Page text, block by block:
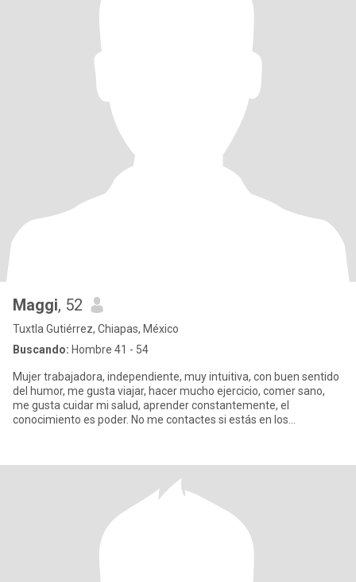
Maggi, 52
Tuxtla Gutiérrez, Chiapas, México
Buscando: Hombre 41 - 54
Mujer trabajadora, independiente, muy intuitiva, con buen sentido
del humor, me gusta viajar, hacer mucho ejercicio, comer sano,
me gusta cuidar mi salud, aprender constantemente, el
conocimiento es poder. No me contactes si estás en los